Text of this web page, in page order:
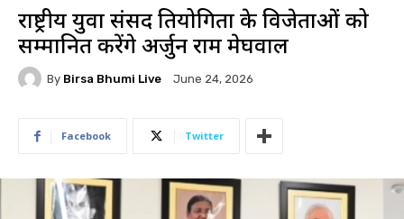
राष्ट्रीय युवा संसद प्रतियोगिता के विजेताओं को
सम्मानित करेंगे अर्जुन राम मेघवाल
By Birsa Bhumi Live June 24, 2026
Facebook Twitter